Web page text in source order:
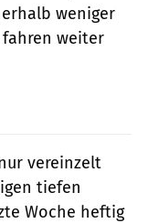
weniger
weiter
vereinzelt
tiefen
Woche heftig